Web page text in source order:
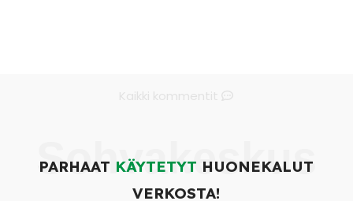
Sohvakeskus
PARHAAT KÄYTETYT HUONEKALUT
VERKOSTA!